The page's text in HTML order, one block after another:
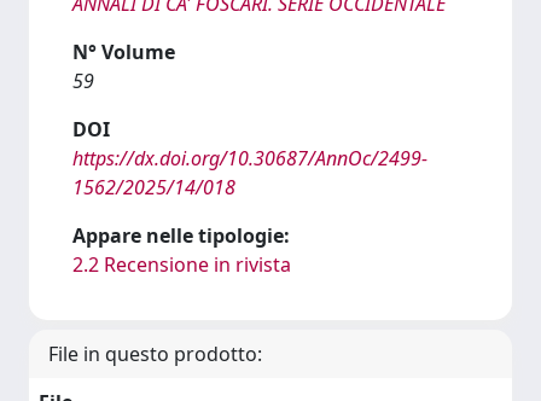
N° Volume
59
DOI
https://dx.doi.org/10.30687/AnnOc/2499-
1562/2025/14/018
Appare nelle tipologie:
2.2 Recensione in rivista
File in questo prodotto: